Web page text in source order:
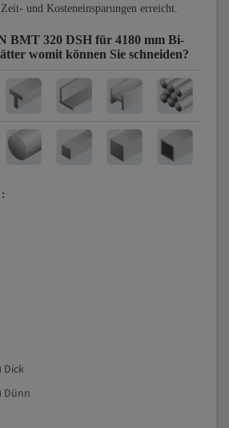
und Kosteneinsparungen erreicht.
BMT 320 DSH für 4180 mm Bi-
womit können Sie schneiden?
:
Dick
Dünn